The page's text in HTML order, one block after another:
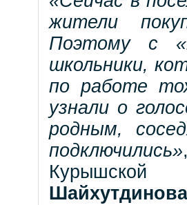
жители
Поэтому с
школьники,
по работе
узнали о
родным,
подключились»
Шайхутдинова